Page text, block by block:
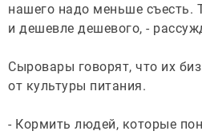
нашего надо меньше съесть.
и дешевле дешевого, -
Сыровары говорят, что их
от культуры питания.
- Кормить людей, которые